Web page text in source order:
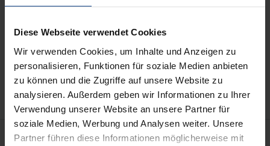
Diese Webseite verwendet Cookies
Wir verwenden Cookies, um Inhalte und Anzeigen zu
personalisieren, Funktionen für soziale Medien anbieten
zu können und die Zugriffe auf unsere Website zu
analysieren. Außerdem geben wir Informationen zu Ihrer
Verwendung unserer Website an unsere Partner für
soziale Medien, Werbung und Analysen weiter. Unsere
Partner führen diese Informationen möglicherweise mit
kann die MwSt. an der Kasse variieren.
In den Warenkorb
Zur Wunschliste hinzufügen
Hinweise zu Versandkosten
Beschreibung